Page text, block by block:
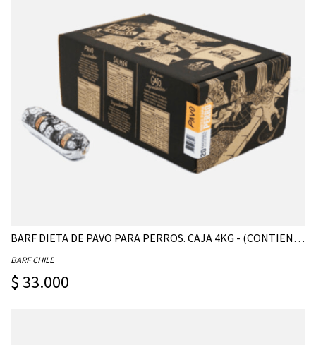
BARF DIETA DE PAVO PARA PERROS. CAJA 4KG - (CONTIENE 20 UNIDADES DE 200G)
BARF CHILE
$ 33.000